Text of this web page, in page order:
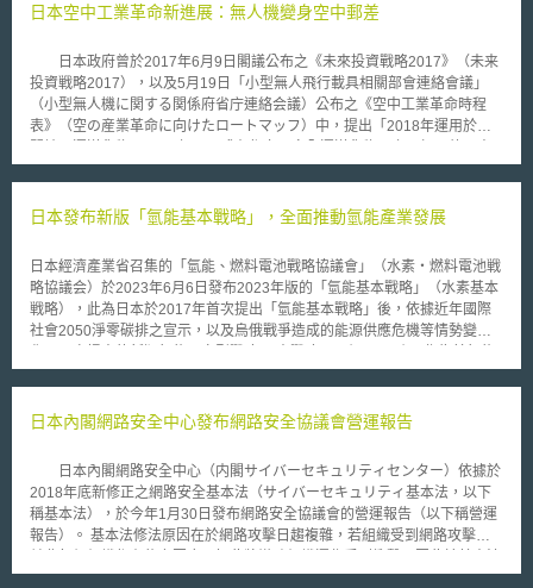
日本空中工業革命新進展：無人機變身空中郵差
日本政府曾於2017年6月9日閣議公布之《未來投資戰略2017》（未来
投資戦略2017），以及5月19日「小型無人飛行載具相關部會連絡會議」
（小型無人機に関する関係府省庁連絡会議）公布之《空中工業革命時程
表》（空の産業革命に向けたロートマッフ）中，提出「2018年運用於山
交通省與經濟產業省於同年10月4日共同設立「無人飛行載具於目視範圍外
飛行に関する検討会），並於2018年9月18日公布《無人飛行載具運送貨物
會對無人機運送貨物之信賴，以求提升運輸效率、節省人力成本。適用對象
為非屬航空法第132條規定須申請許可之空域，但於目視範圍外飛行並運送
貨物之無人機。 本指引公布後，國土交通省與環境省於相關提案中選
出5個人口非密集區，以進行之無人機運輸貨物（ドローン物流）實驗。首
功運抵位於南方約9公里處的浪江郵局，耗時16分鐘。本次實驗係首次成功
星定位資訊，並監看無人機上搭載相機傳回的畫面。日本郵政計畫未來1年
內，每個月將有6天以無人機運送2公斤內的傳單等物品。國土交通省與環境
省計畫於年底前完成另外3個地區的實驗，並統整結果驗證是否能解決山間
等人口非密集區，因貨物乘載率低而運輸效率低落，以及降低排碳量等課
題。
日本發布新版「氫能基本戰略」，全面推動氫能產業發展
日本經濟產業省召集的「氫能、燃料電池戰略協議會」（水素・燃料電池戦
略協議会）於2023年6月6日發布2023年版的「氫能基本戰略」（水素基本
戦略），此為日本於2017年首次提出「氫能基本戰略」後，依據近年國際
社會2050淨零碳排之宣示，以及烏俄戰爭造成的能源供應危機等情勢變
發展基本原則，即安全性（Safety）、能源保全（Energy Security）、經濟
的前提下，期望透過發展氫能，實現「氫能社會」理想，兼顧能源供給穩定
作、促進國民理解等七項推動方向。 為強化氫產業競爭力，本戰略從製
造、運輸、使用等三個面向著手，首先，確立2030年水電解裝置達15GW之
目標，支援生產設備設置；其次，建置輸送管路等基礎設施，以降低運輸成
本，並確保足夠的氫運輸船以供海上運輸使用；最後，於技術方面，加速燃
日本內閣網路安全中心發布網路安全協議會營運報告
日本內閣網路安全中心（内閣サイバーセキュリティセンター）依據於
2018年底新修正之網路安全基本法（サイバーセキュリティ基本法，以下
稱基本法），於今年1月30日發布網路安全協議會的營運報告（以下稱營運
報告）。 基本法修法原因在於網路攻擊日趨複雜，若組織受到網路攻擊，
第17條新增設立「網路安全協議會」（サイバーセキュリティ協議会，以下